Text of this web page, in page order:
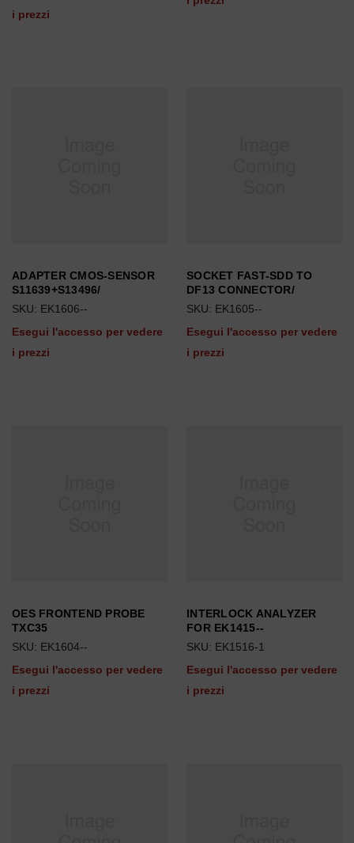
i prezzi
ADAPTER CMOS-SENSOR
S11639+S13496/
SKU: EK1606--
Esegui l'accesso per vedere
i prezzi
SOCKET FAST-SDD TO
DF13 CONNECTOR/
SKU: EK1605--
Esegui l'accesso per vedere
i prezzi
OES FRONTEND PROBE
TXC35
SKU: EK1604--
Esegui l'accesso per vedere
i prezzi
INTERLOCK ANALYZER
FOR EK1415--
SKU: EK1516-1
Esegui l'accesso per vedere
i prezzi